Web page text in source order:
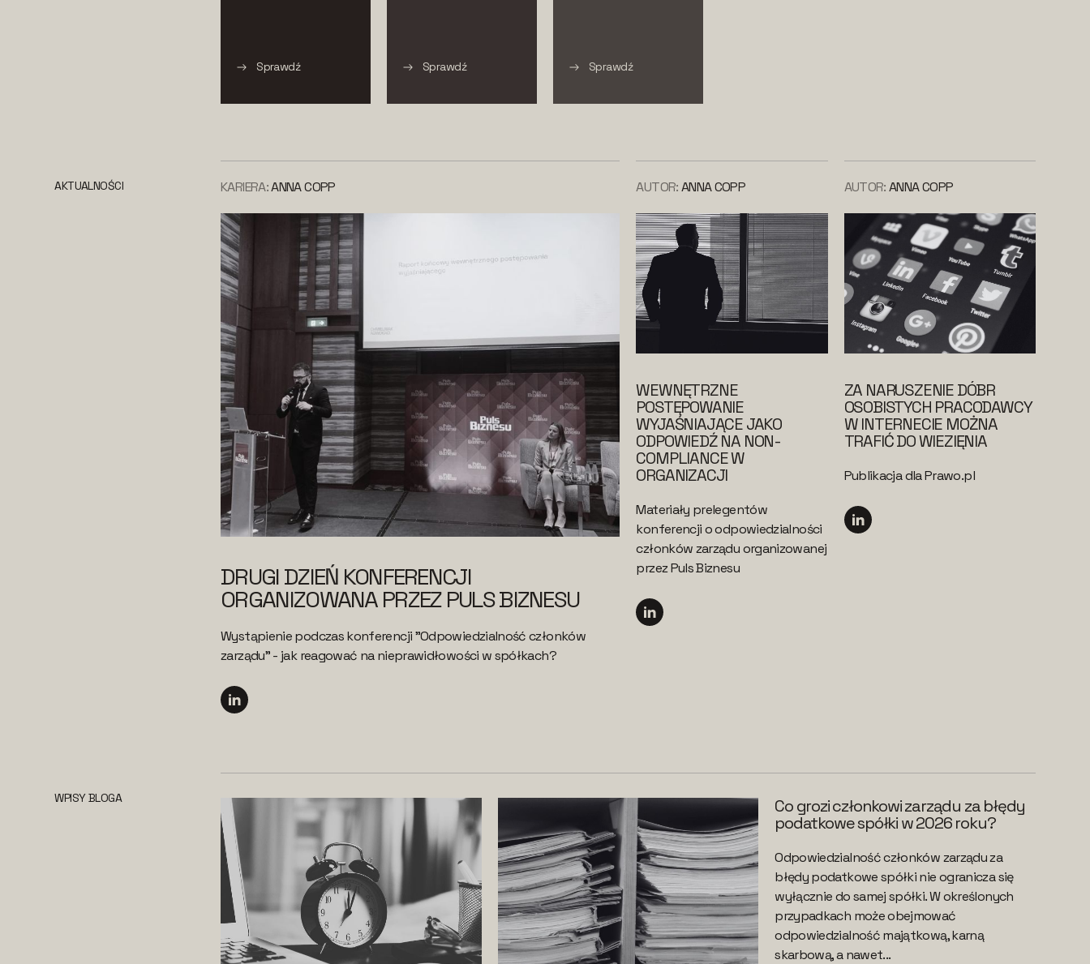
Sprawdź Sprawdź Sprawdź
AKTUALNOŚCI KARIERA:ANNA COPP
DRUGI DZIEŃ KONFERENCJI
ORGANIZOWANA PRZEZ PULS BIZNESU
Wystąpienie podczas konferencji "Odpowiedzialność członków
zarządu" - jak reagować na nieprawidłowości w spółkach?
AUTOR:ANNA COPP
WEWNĘTRZNE
POSTĘPOWANIE
WYJAŚNIAJĄCE JAKO
ODPOWIEDŹ NA NON-
COMPLIANCE W
ORGANIZACJI
Materiały prelegentów
konferencji o odpowiedzialności
członków zarządu organizowanej
przez Puls Biznesu
AUTOR:ANNA COPP
ZA NARUSZENIE DÓBR
OSOBISTYCH PRACODAWCY
W INTERNECIE MOŻNA
TRAFIĆ DO WIEZIĘNIA
Publikacja dla Prawo.pl
WPISY BLOGA
Co grozi członkowi zarządu za błędy
podatkowe spółki w 2026 roku?
Odpowiedzialność członków zarządu za
błędy podatkowe spółki nie ogranicza się
wyłącznie do samej spółki. W określonych
przypadkach może obejmować
odpowiedzialność majątkową, karną
skarbową, a nawet...